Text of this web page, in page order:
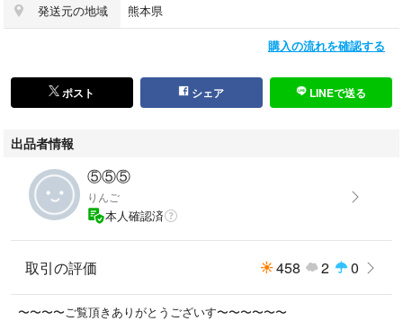
これからの季節のコーデの幅を広げてくれる洗練されたデザインがトレン
ド感を高める綿麻ストレッチ テーラードジャケット/サマージャケット 7
【サイズ】M
肩幅：40.5cm
着丈：66cm
袖丈：38cm
重量：250g
【素材】
綿 63％
ポリウレタン 2%
発送元の地域 熊本県
購入の流れを確認する
ポスト シェア LINEで送る
出品者情報
⑤⑤⑤
りんご
本人確認済
取引の評価 458 2 0
〜〜〜〜ご覧頂きありがとうございす〜〜〜〜〜〜